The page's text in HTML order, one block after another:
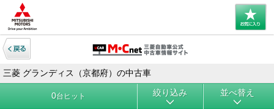
三菱 グランディス（京都府）の中古車
0台ヒット 絞り込み 並べ替え